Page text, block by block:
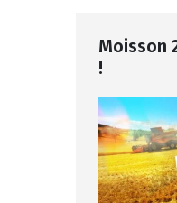
Moisson
!